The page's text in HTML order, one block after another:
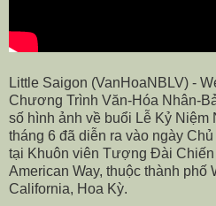
Little Saigon (VanHoaNBLV) -
Chương Trình Văn-Hóa Nhân-
số hình ảnh về buổi Lễ Kỷ Niệm
tháng 6 đã diễn ra vào ngày
tại Khuôn viên Tượng Đài Chiến
American Way, thuộc thành phố
California, Hoa Kỳ.